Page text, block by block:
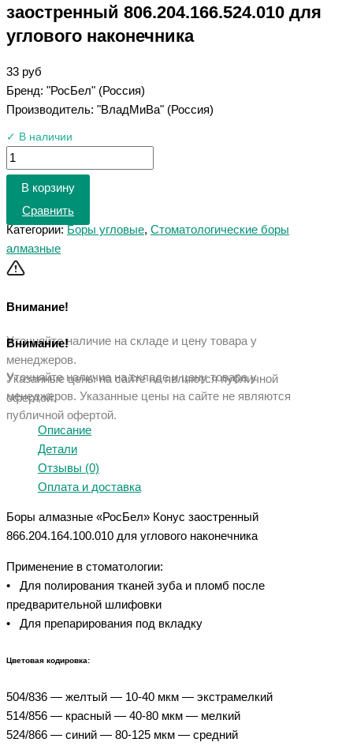
заостренный 806.204.166.524.010 для
углового наконечника
33 руб
Бренд: "РосБел" (Россия)
Производитель: "ВладМиВа" (Россия)
✓ В наличии
В корзину
Сравнить
Категории: Боры угловые, Стоматологические боры
алмазные
Внимание!
Уточняйте наличие на складе и цену товара у
менеджеров.
Указанные цены на сайте не являются публичной
офертой.
Внимание!
Уточняйте наличие на складе и цену товара у
менеджеров. Указанные цены на сайте не являются
публичной офертой.
Описание
Детали
Отзывы (0)
Оплата и доставка
Боры алмазные «РосБел» Конус заостренный
866.204.164.100.010 для углового наконечника
Применение в стоматологии:
• Для полирования тканей зуба и пломб после
предварительной шлифовки
• Для препарирования под вкладку
Цветовая кодировка:
504/836 — желтый — 10-40 мкм — экстрамелкий
514/856 — красный — 40-80 мкм — мелкий
524/866 — синий — 80-125 мкм — средний